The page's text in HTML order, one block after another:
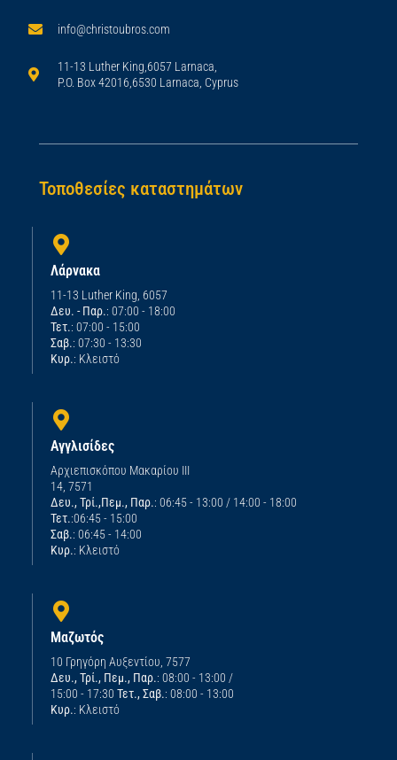
info@christoubros.com
11-13 Luther King,6057 Larnaca,
P.O. Box 42016,6530 Larnaca, Cyprus
Τοποθεσίες καταστημάτων
Λάρνακα
11-13 Luther King, 6057
Δευ. - Παρ.: 07:00 - 18:00
Τετ.: 07:00 - 15:00
Σαβ.: 07:30 - 13:30
Κυρ.: Κλειστό
Αγγλισίδες
Αρχιεπισκόπου Μακαρίου ΙΙΙ
14, 7571
Δευ., Τρί.,Πεμ., Παρ.: 06:45 - 13:00 / 14:00 - 18:00
Τετ.:06:45 - 15:00
Σαβ.: 06:45 - 14:00
Κυρ.: Κλειστό
Μαζωτός
10 Γρηγόρη Αυξεντίου, 7577
Δευ., Τρί., Πεμ., Παρ.: 08:00 - 13:00 /
15:00 - 17:30 Τετ., Σαβ.: 08:00 - 13:00
Κυρ.: Κλειστό